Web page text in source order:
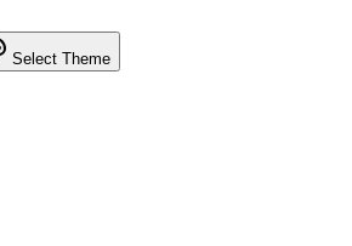
Select Theme